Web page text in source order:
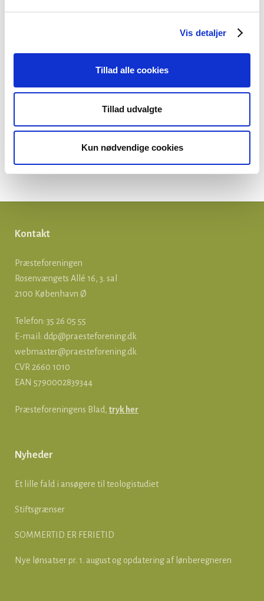
Vis detaljer
Tillad alle cookies
Tillad udvalgte
Kun nødvendige cookies
Løn og ansættelse
Om præster
Kontakt
Præsteforeningen
Rosenvængets Allé 16, 3. sal
2100 København Ø
Telefon: 35 26 05 55
E-mail: ddp@praesteforening.dk
webmaster@praesteforening.dk
CVR 2660 1010
EAN 5790002839344
Præsteforeningens Blad, tryk her
Nyheder
Et lille fald i ansøgere til teologistudiet
Stiftsgrænser
SOMMERTID ER FERIETID
Nye lønsatser pr. 1. august og opdatering af lønberegneren